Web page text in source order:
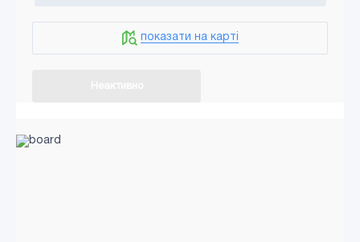
показати на карті